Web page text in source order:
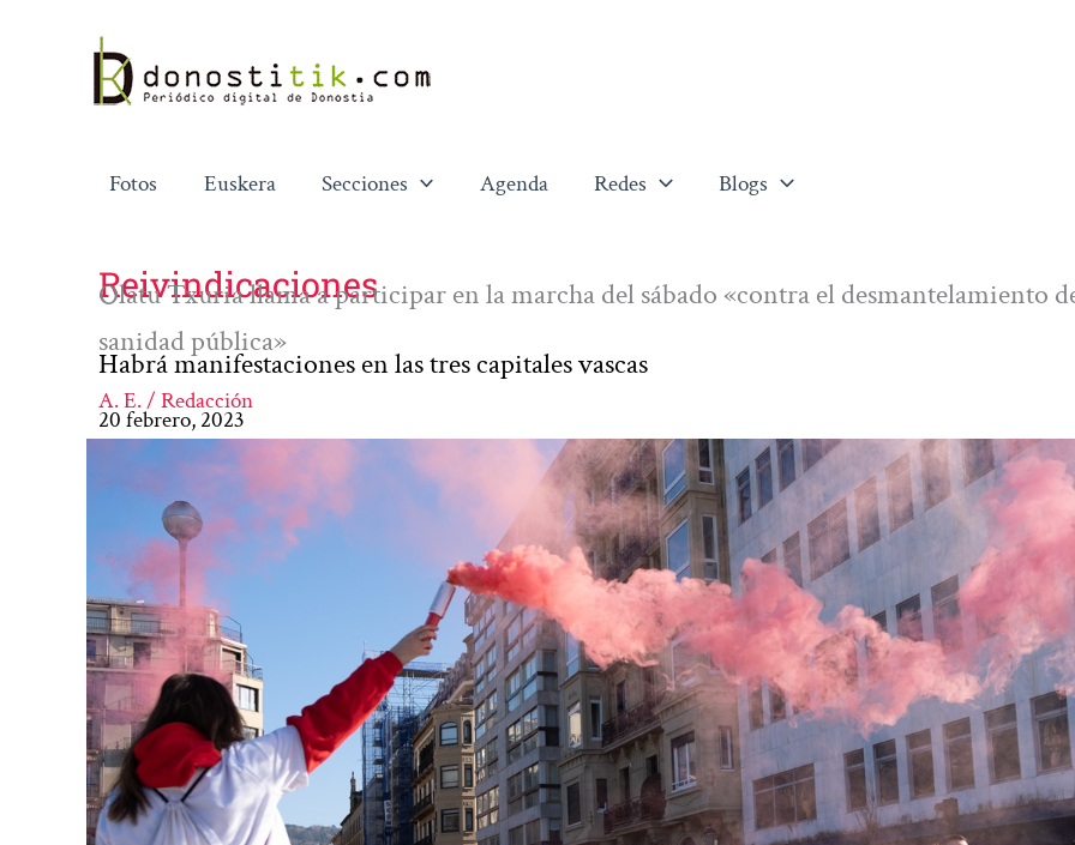
contenido
Fotos Euskera Secciones Agenda Redes Blogs
Reivindicaciones
Olatu Txuria llama a participar en la marcha del sábado «contra el desmantelamiento
sanidad pública»
Habrá manifestaciones en las tres capitales vascas
A. E. / Redacción
20 febrero, 2023